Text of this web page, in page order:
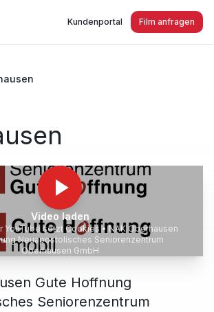
Kundenportal Film anfragen
Video laden
YouTube setzt Cookies •NAK Oberhausen
Neuapostolisches Seniorenzentrum
Oberhausen GmbH
Gute Hoffnung
Seniorenzentrum